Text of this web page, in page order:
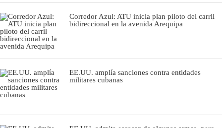
Corredor Azul: ATU inicia plan piloto del carril
bidireccional en la avenida Arequipa
EE.UU. amplía sanciones contra entidades
militares cubanas